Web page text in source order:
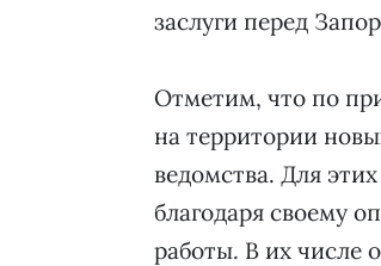
заслуги перед
Отметим, что по
на территории
ведомства. Для
благодаря своему
работы. В их числе